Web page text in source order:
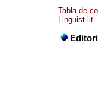
Tabla de